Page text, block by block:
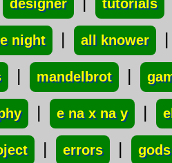
designer tutorials
night | all knower |
| mandelbrot |
| e na x na y |
| errors | gods